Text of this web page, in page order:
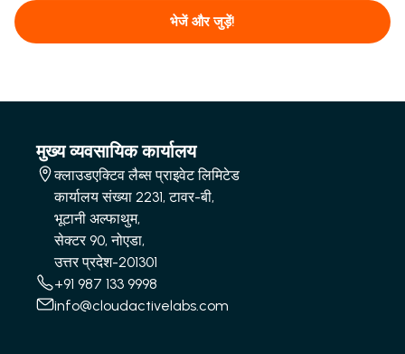
भेजें और जुड़ें!
मुख्य व्यवसायिक कार्यालय
क्लाउडएक्टिव लैब्स प्राइवेट लिमिटेड
कार्यालय संख्या 2231, टावर-बी,
भूटानी अल्फाथुम,
सेक्टर 90, नोएडा,
उत्तर प्रदेश-201301
+91 987 133 9998
info@cloudactivelabs.com